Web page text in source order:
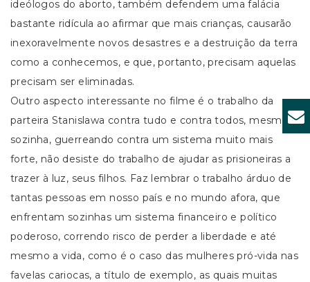
ideólogos do aborto, também defendem uma falácia
bastante ridícula ao afirmar que mais crianças, causarão
inexoravelmente novos desastres e a destruição da terra
como a conhecemos, e que, portanto, precisam aquelas
precisam ser eliminadas.
Outro aspecto interessante no filme é o trabalho da
parteira Stanislawa contra tudo e contra todos, mesmo
sozinha, guerreando contra um sistema muito mais
forte, não desiste do trabalho de ajudar as prisioneiras a
trazer à luz, seus filhos. Faz lembrar o trabalho árduo de
tantas pessoas em nosso país e no mundo afora, que
enfrentam sozinhas um sistema financeiro e político
poderoso, correndo risco de perder a liberdade e até
mesmo a vida, como é o caso das mulheres pró-vida nas
favelas cariocas, a título de exemplo, as quais muitas